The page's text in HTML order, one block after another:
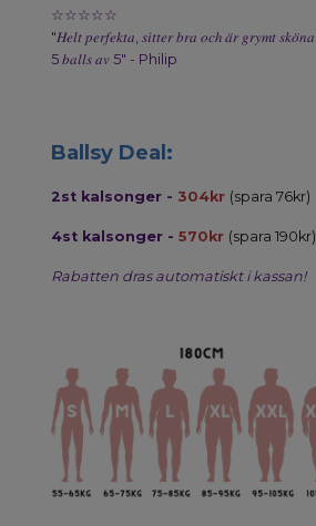
☆☆☆☆☆
"𝐻𝑒𝑙𝑡 𝑝𝑒𝑟𝑓𝑒𝑘𝑡𝑎, 𝑠𝑖𝑡𝑡𝑒𝑟 𝑏𝑟𝑎 𝑜𝑐ℎ 𝑎̈𝑟 𝑔𝑟𝑦𝑚𝑡 𝑠𝑘𝑜̈𝑛𝑎
5 𝑏𝑎𝑙𝑙𝑠 𝑎𝑣 5" - Philip
Ballsy Deal:
2st kalsonger - 304kr (spara 76kr)
4st kalsonger - 570kr (spara 190kr)
Rabatten dras automatiskt i kassan!